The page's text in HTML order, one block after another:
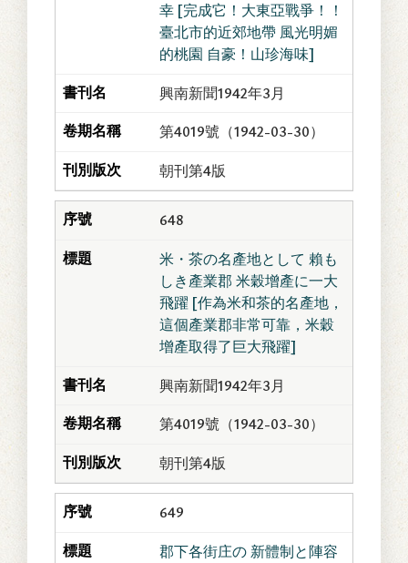
幸 [完成它！大東亞戰爭！！
臺北市的近郊地帶 風光明媚
的桃園 自豪！山珍海味]
興南新聞1942年3月
第4019號（1942-03-30）
朝刊第4版
648
米・茶の名產地として 賴も
しき產業郡 米穀增產に一大
飛躍 [作為米和茶的名產地，
這個產業郡非常可靠，米穀
增產取得了巨大飛躍]
興南新聞1942年3月
第4019號（1942-03-30）
朝刊第4版
649
郡下各街庄の 新體制と陣容